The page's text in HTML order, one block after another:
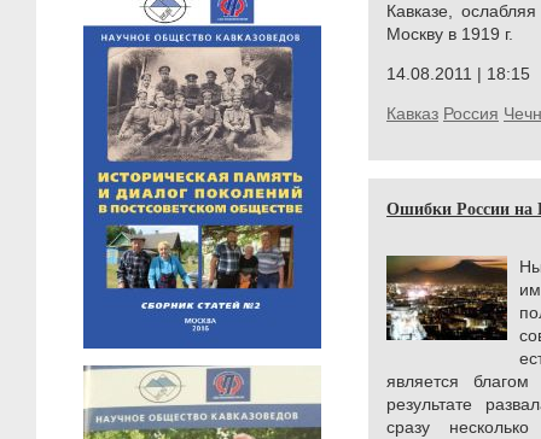
Кавказе,
Москву в 1919 г.
14.08.2011 | 18:15
Кавказ Россия
Ошибки России
является
результате
сразу